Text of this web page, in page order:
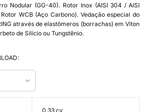
Nodular (GG-40). Rotor Inox (AISI 304 / AISI
WCB (Aço Carbono). Vedação especial do
através de elastômeros (borrachas) em Viton
de Silício ou Tungstênio.
0.33 cv